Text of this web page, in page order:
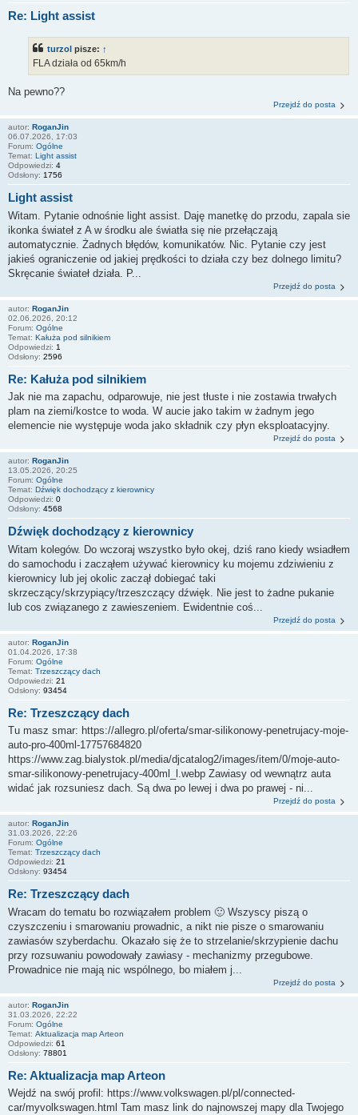
Re: Light assist
turzol pisze: ↑
FLA działa od 65km/h
Na pewno??
Przejdź do posta
autor: RoganJin
06.07.2026, 17:03
Forum: Ogólne
Temat: Light assist
Odpowiedzi: 4
Odsłony: 1756
Light assist
Witam. Pytanie odnośnie light assist. Daję manetkę do przodu, zapala sie
ikonka świateł z A w środku ale światła się nie przełączają
automatycznie. Żadnych błędów, komunikatów. Nic. Pytanie czy jest
jakieś ograniczenie od jakiej prędkości to działa czy bez dolnego limitu?
Skręcanie świateł działa. P...
Przejdź do posta
autor: RoganJin
02.06.2026, 20:12
Forum: Ogólne
Temat: Kałuża pod silnikiem
Odpowiedzi: 1
Odsłony: 2596
Re: Kałuża pod silnikiem
Jak nie ma zapachu, odparowuje, nie jest tłuste i nie zostawia trwałych
plam na ziemi/kostce to woda. W aucie jako takim w żadnym jego
elemencie nie występuje woda jako składnik czy płyn eksploatacyjny.
Przejdź do posta
autor: RoganJin
13.05.2026, 20:25
Forum: Ogólne
Temat: Dźwięk dochodzący z kierownicy
Odpowiedzi: 0
Odsłony: 4568
Dźwięk dochodzący z kierownicy
Witam kolegów. Do wczoraj wszystko było okej, dziś rano kiedy wsiadłem
do samochodu i zacząłem używać kierownicy ku mojemu zdziwieniu z
kierownicy lub jej okolic zaczął dobiegać taki
skrzeczący/skrzypiący/trzeszczący dźwięk. Nie jest to żadne pukanie
lub cos związanego z zawieszeniem. Ewidentnie coś...
Przejdź do posta
autor: RoganJin
01.04.2026, 17:38
Forum: Ogólne
Temat: Trzeszczący dach
Odpowiedzi: 21
Odsłony: 93454
Re: Trzeszczący dach
Tu masz smar: https://allegro.pl/oferta/smar-silikonowy-penetrujacy-moje-
auto-pro-400ml-17757684820
https://www.zag.bialystok.pl/media/djcatalog2/images/item/0/moje-auto-
smar-silikonowy-penetrujacy-400ml_l.webp Zawiasy od wewnątrz auta
widać jak rozsuniesz dach. Są dwa po lewej i dwa po prawej - ni...
Przejdź do posta
autor: RoganJin
31.03.2026, 22:26
Forum: Ogólne
Temat: Trzeszczący dach
Odpowiedzi: 21
Odsłony: 93454
Re: Trzeszczący dach
Wracam do tematu bo rozwiązałem problem 🙂 Wszyscy piszą o
czyszczeniu i smarowaniu prowadnic, a nikt nie pisze o smarowaniu
zawiasów szyberdachu. Okazało się że to strzelanie/skrzypienie dachu
przy rozsuwaniu powodowały zawiasy - mechanizmy przegubowe.
Prowadnice nie mają nic wspólnego, bo miałem j...
Przejdź do posta
autor: RoganJin
31.03.2026, 22:22
Forum: Ogólne
Temat: Aktualizacja map Arteon
Odpowiedzi: 61
Odsłony: 78801
Re: Aktualizacja map Arteon
Wejdź na swój profil: https://www.volkswagen.pl/pl/connected-
car/myvolkswagen.html Tam masz link do najnowszej mapy dla Twojego